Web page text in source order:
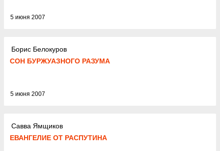
5 июня 2007
Борис Белокуров
СОН БУРЖУАЗНОГО РАЗУМА
5 июня 2007
Савва Ямщиков
ЕВАНГЕЛИЕ ОТ РАСПУТИНА